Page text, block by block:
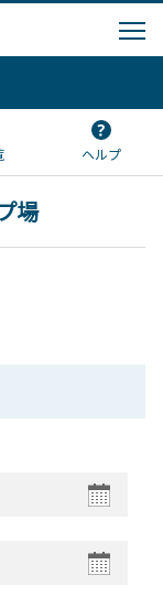
ヘルプ
場